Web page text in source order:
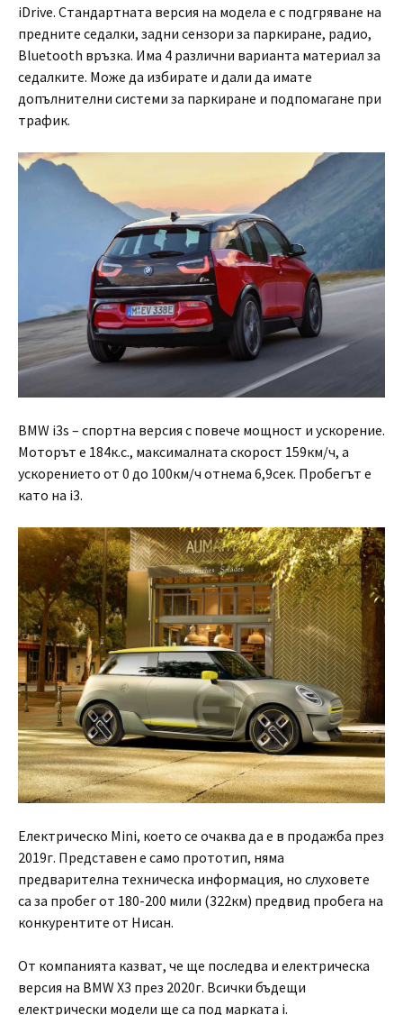
iDrive. Стандартната версия на модела е с подгряване на
предните седалки, задни сензори за паркиране, радио,
Bluetooth връзка. Има 4 различни варианта материал за
седалките. Може да избирате и дали да имате
допълнителни системи за паркиране и подпомагане при
трафик.
BMW i3s – спортна версия с повече мощност и ускорение.
Моторът е 184к.с., максималната скорост 159км/ч, а
ускорението от 0 до 100км/ч отнема 6,9сек. Пробегът е
като на i3.
Електрическо Mini, което се очаква да е в продажба през
2019г. Представен е само прототип, няма
предварителна техническа информация, но слуховете
са за пробег от 180-200 мили (322км) предвид пробега на
конкурентите от Нисан.
От компанията казват, че ще последва и електрическа
версия на BMW X3 през 2020г. Всички бъдещи
електрически модели ще са под марката i.